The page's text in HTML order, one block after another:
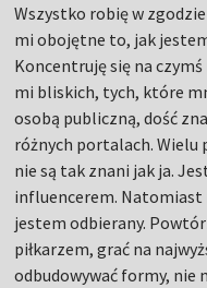
Wszystko robię w
mi obojętne to, jak
Koncentruję się na
mi bliskich, tych, które
osobą publiczną, dość
różnych portalach. Wielu
nie są tak znani jak ja.
influencerem. Natomiast
jestem odbierany.
piłkarzem, grać na
odbudowywać formy, nie